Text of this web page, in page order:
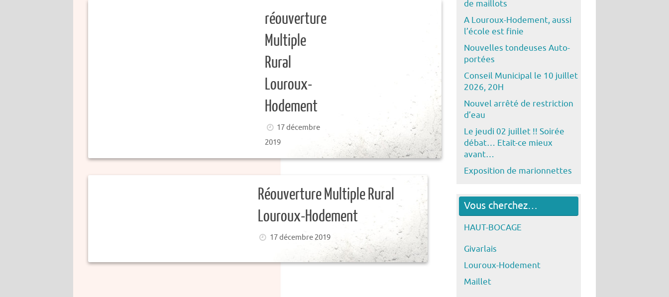
réouverture
Multiple
Rural
Louroux-
Hodement
17 décembre
2019
Réouverture Multiple Rural
Louroux-Hodement
17 décembre 2019
de maillots
A Louroux-Hodement, aussi
l’école est finie
Nouvelles tondeuses Auto-
portées
Conseil Municipal le 10 juillet
2026, 20H
Nouvel arrêté de restriction
d’eau
Le jeudi 02 juillet !! Soirée
débat… Etait-ce mieux
avant…
Exposition de marionnettes
Vous cherchez…
HAUT-BOCAGE
Givarlais
Louroux-Hodement
Maillet